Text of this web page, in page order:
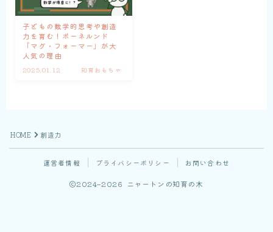
知って得する子育て情報
子どもの数学的思考や創造
力を育む！ボーネルンド
「マグ・フォーマー」が大
人気の理由
2025.01.12 知育おもちゃ
HOME 創造力
運営者情報 プライバシーポリシー お問い合わせ
2024–2026 ニャートンの知育の木